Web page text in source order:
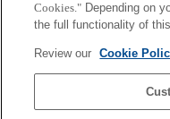
2NP-FW50
NP-FW50
Cookies." Depending on
the full functionality of
Review our Cookie